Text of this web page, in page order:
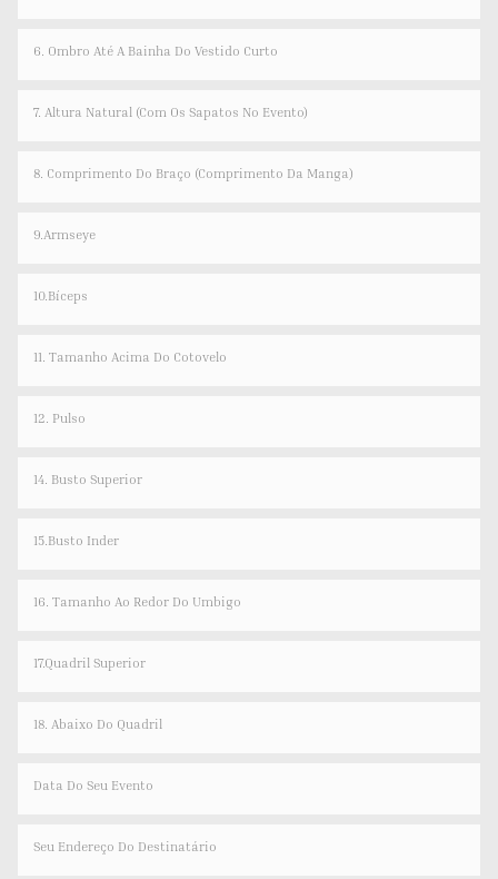
6. Ombro Até A Bainha Do Vestido Curto
7. Altura Natural (com Os Sapatos No Evento)
8. Comprimento Do Braço (comprimento Da Manga)
9.Armseye
10.Bíceps
11. Tamanho Acima Do Cotovelo
12. Pulso
14. Busto Superior
15.Busto Inder
16. Tamanho Ao Redor Do Umbigo
17.Quadril Superior
18. Abaixo Do Quadril
Data Do Seu Evento
Seu Endereço Do Destinatário